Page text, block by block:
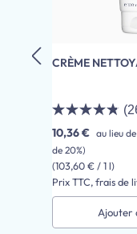
CRÈME
(103,60 € / 1 l)
10,36 € au lieu de
de 20%)
Prix TTC, frais de
Ajouter